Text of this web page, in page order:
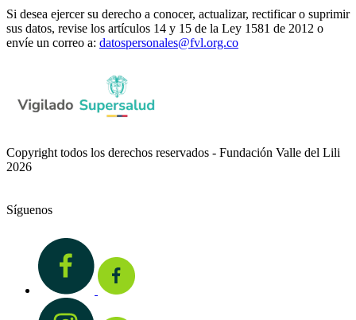
Si desea ejercer su derecho a conocer, actualizar, rectificar o suprimir
sus datos, revise los artículos 14 y 15 de la Ley 1581 de 2012 o
envíe un correo a: datospersonales@fvl.org.co
Copyright todos los derechos reservados - Fundación Valle del Lili
2026
Síguenos